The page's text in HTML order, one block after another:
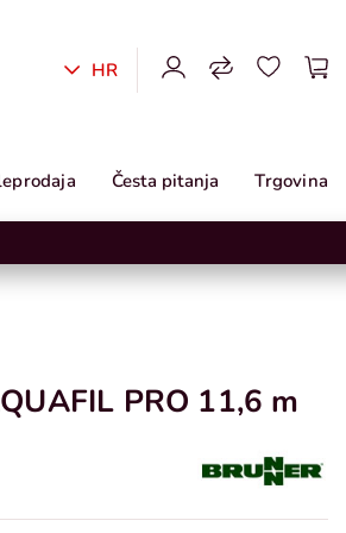
HR
Česta pitanja Trgovina
PRO 11,6 m